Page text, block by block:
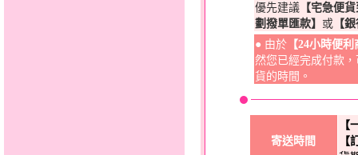
優先建議 【宅急便
劃撥單匯款】 或 【
● 由於 【24小時便
然您已經完成付款
貨的時間。
寄送時間
【
【